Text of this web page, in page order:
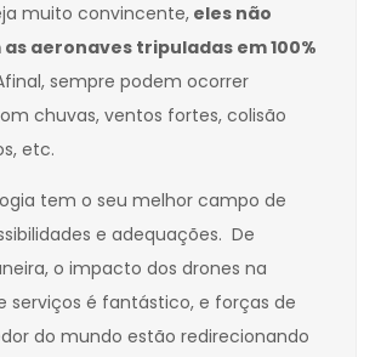
muito convincente, eles não
aeronaves tripuladas em 100%
sempre podem ocorrer
chuvas, ventos fortes, colisão
etc.
tem o seu melhor campo de
e adequações. De
o impacto dos drones na
serviços é fantástico, e forças de
do mundo estão redirecionando